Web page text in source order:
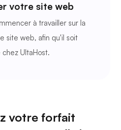
votre site web
à travailler sur la
site web, afin qu'il soit
UltaHost.
votre forfait